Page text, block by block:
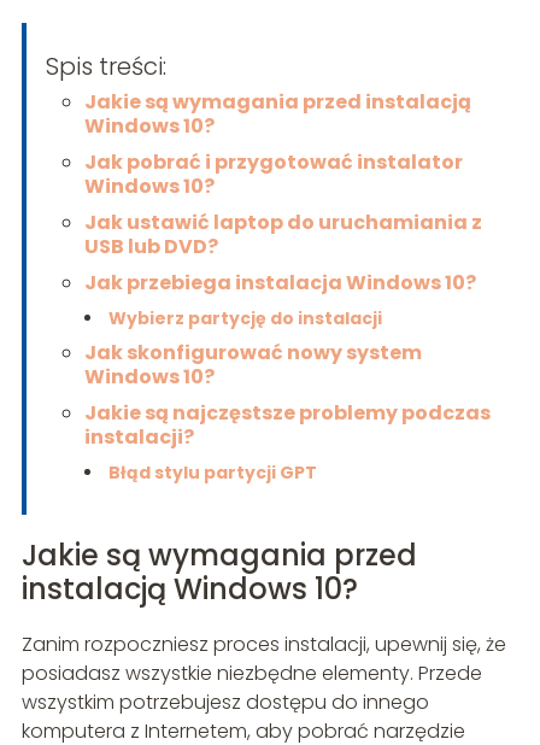
Spis treści:
Jakie są wymagania przed instalacją
Windows 10?
Jak pobrać i przygotować instalator
Windows 10?
Jak ustawić laptop do uruchamiania z
USB lub DVD?
Jak przebiega instalacja Windows 10?
Wybierz partycję do instalacji
Jak skonfigurować nowy system
Windows 10?
Jakie są najczęstsze problemy podczas
instalacji?
Błąd stylu partycji GPT
Jakie są wymagania przed
instalacją Windows 10?
Zanim rozpoczniesz proces instalacji, upewnij się, że
posiadasz wszystkie niezbędne elementy. Przede
wszystkim potrzebujesz dostępu do innego
komputera z Internetem, aby pobrać narzędzie